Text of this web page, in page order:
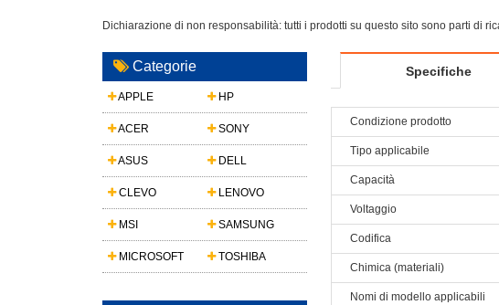
Dichiarazione di non responsabilità: tutti i prodotti su questo sito sono parti di
Specifiche
Condizione prodotto
Tipo applicabile
Capacità
Voltaggio
Codifica
Chimica (materiali)
Nomi di modello applicabili
Categorie
APPLE HP
ACER SONY
ASUS DELL
CLEVO LENOVO
MSI SAMSUNG
MICROSOFT TOSHIBA